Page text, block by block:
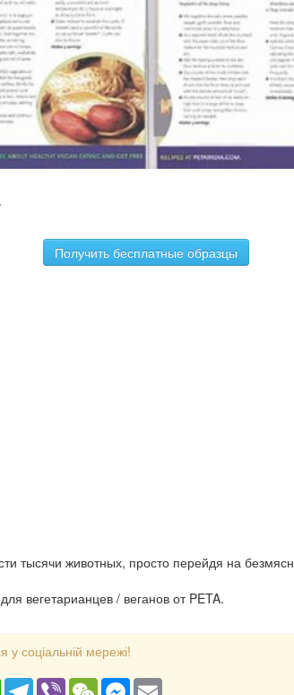
Получить бесплатные образцы
тысячи животных, просто перейдя на
вегетарианцев / веганов от PETA.
у соціальній мережі!
WhatsAppTelegram
Viber WeChatMessenger